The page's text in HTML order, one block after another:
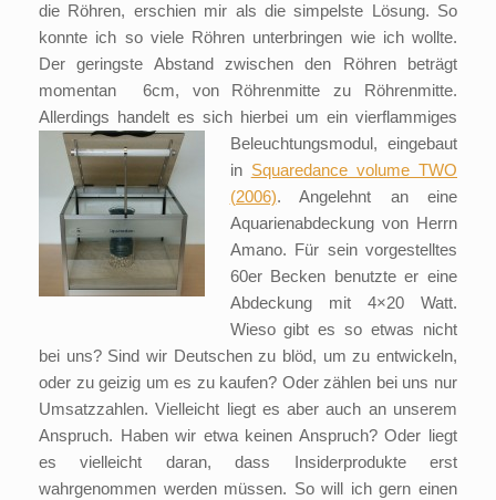
die Röhren, erschien mir als die simpelste Lösung. So
konnte ich so viele Röhren unterbringen wie ich wollte.
Der geringste Abstand zwischen den Röhren beträgt
momentan 6cm, von Röhrenmitte zu Röhrenmitte.
Allerdings handelt es sich hierbei um ein vierflammiges
Beleuchtungsmodul, eingebaut
in Squaredance volume TWO
(2006). Angelehnt an eine
Aquarienabdeckung von Herrn
Amano. Für sein vorgestelltes
60er Becken benutzte er eine
Abdeckung mit 4×20 Watt.
Wieso gibt es so etwas nicht
bei uns? Sind wir Deutschen zu blöd, um zu entwickeln,
oder zu geizig um es zu kaufen? Oder zählen bei uns nur
Umsatzzahlen. Vielleicht liegt es aber auch an unserem
Anspruch. Haben wir etwa keinen Anspruch? Oder liegt
es vielleicht daran, dass Insiderprodukte erst
wahrgenommen werden müssen. So will ich gern einen